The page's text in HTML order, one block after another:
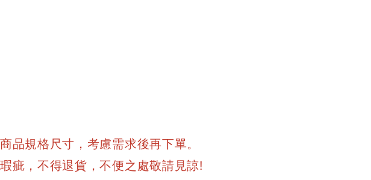
規格尺寸，考慮需求後再下單。
，不得退貨，不便之處敬請見諒!